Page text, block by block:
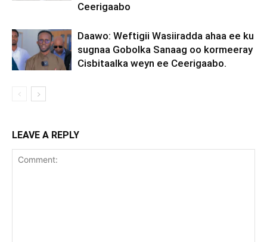
Ceerigaabo
Daawo: Weftigii Wasiiradda ahaa ee ku
sugnaa Gobolka Sanaag oo kormeeray
Cisbitaalka weyn ee Ceerigaabo.
LEAVE A REPLY